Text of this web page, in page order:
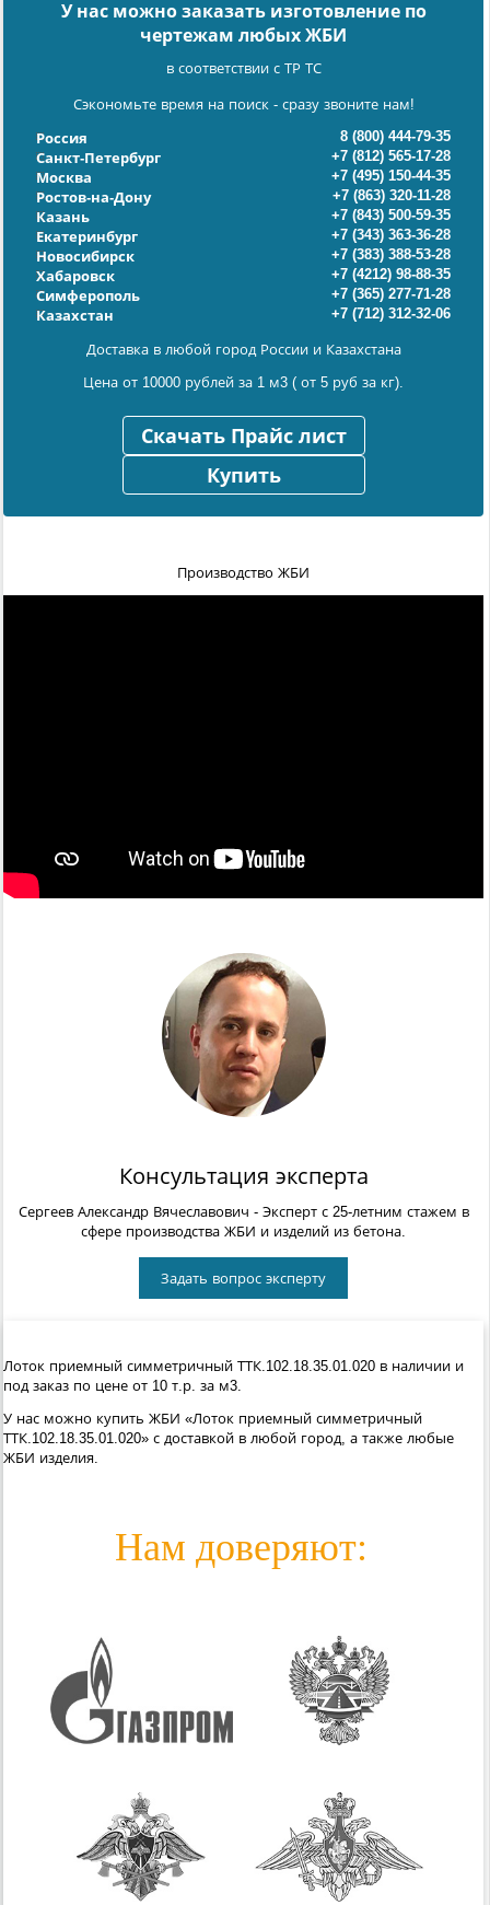
У нас можно заказать изготовление по
чертежам любых ЖБИ
в соответствии с ТР ТС
Сэкономьте время на поиск - сразу звоните нам!
Россия
8 (800) 444-79-35
Санкт-Петербург
+7 (812) 565-17-28
Москва
+7 (495) 150-44-35
Ростов-на-Дону
+7 (863) 320-11-28
Казань
+7 (843) 500-59-35
Екатеринбург
+7 (343) 363-36-28
Новосибирск
+7 (383) 388-53-28
Хабаровск
+7 (4212) 98-88-35
Симферополь
+7 (365) 277-71-28
Казахстан
+7 (712) 312-32-06
Доставка в любой город России и Казахстана
Цена от 10000 рублей за 1 м3 ( от 5 руб за кг).
Скачать Прайс лист
Купить
Производство ЖБИ
Консультация эксперта
Сергеев Александр Вячеславович - Эксперт с 25-летним стажем в
сфере производства ЖБИ и изделий из бетона.
Задать вопрос эксперту
Лоток приемный симметричный ТТК.102.18.35.01.020 в наличии и
под заказ по цене от 10 т.р. за м3.
У нас можно купить ЖБИ «Лоток приемный симметричный
ТТК.102.18.35.01.020» с доставкой в любой город, а также любые
ЖБИ изделия.
Нам доверяют: